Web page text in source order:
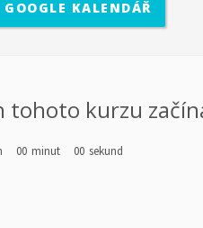
Účastníci se sejdou v třikrát
jejich vlastní motivaci k rozvoji.
kurz pro pracovníky s mládeží z
GOOGLE KALENDÁŘ
tohoto kurzu
00 minut 00 sekund